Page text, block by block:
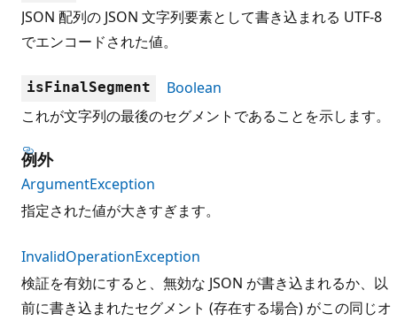
JSON 配列の JSON 文字列要素として書き込まれる UTF-8
でエンコードされた値。
isFinalSegment
Boolean
これが文字列の最後のセグメントであることを示します。
例外
ArgumentException
指定された値が大きすぎます。
InvalidOperationException
検証を有効にすると、無効な JSON が書き込まれるか、以
前に書き込まれたセグメント (存在する場合) がこの同じオ